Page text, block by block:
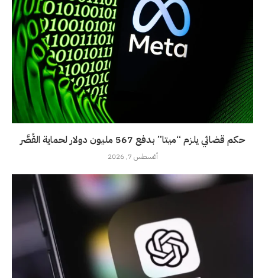
حكم قضائي يلزم “ميتا” بدفع 567 مليون دولار لحماية القُصَّر
أغسطس 7, 2026